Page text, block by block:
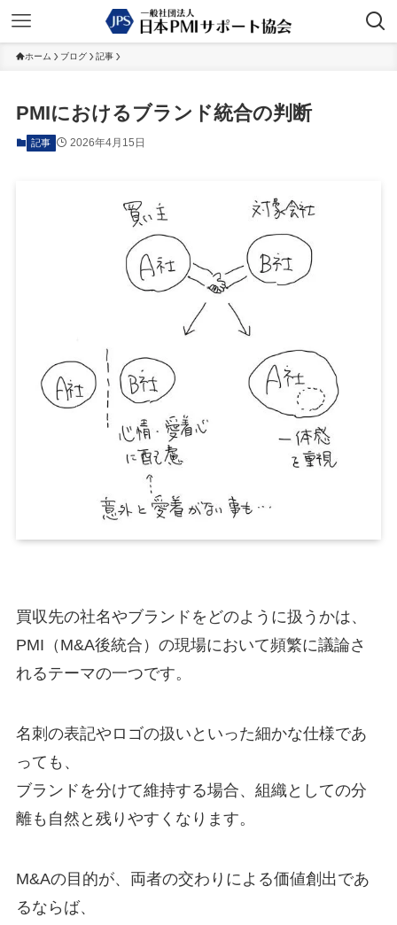
ホーム ブログ 記事
PMIにおけるブランド統合の判断
記事 2026年4月15日
買収先の社名やブランドをどのように扱うかは、
PMI（M&A後統合）の現場において頻繁に議論さ
れるテーマの一つです。
名刺の表記やロゴの扱いといった細かな仕様であ
っても、
ブランドを分けて維持する場合、組織としての分
離も自然と残りやすくなります。
M&Aの目的が、両者の交わりによる価値創出であ
るならば、